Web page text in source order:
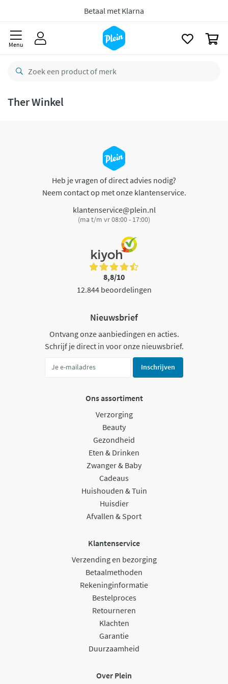
Betaal met Klarna
Menu
Ther Winkel
Heb je vragen of direct advies nodig?
Neem contact op met onze klantenservice.
klantenservice@plein.nl
(ma t/m vr 08:00 - 17:00)
8,8/10
12.844 beoordelingen
Nieuwsbrief
Ontvang onze aanbiedingen en acties.
Schrijf je direct in voor onze nieuwsbrief.
Inschrijven
Ons assortiment
Verzorging
Beauty
Gezondheid
Eten & Drinken
Zwanger & Baby
Cadeaus
Huishouden & Tuin
Huisdier
Afvallen & Sport
Klantenservice
Verzending en bezorging
Betaalmethoden
Rekeninginformatie
Bestelproces
Retourneren
Klachten
Garantie
Duurzaamheid
Over Plein